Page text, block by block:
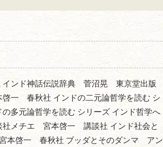
ンド神話伝説辞典 菅沼晃 東京堂出版
一 春秋社 インドの二元論哲学を読む シ
多元論哲学を読む シリーズ インド哲学へ
メチエ 宮本啓一 講談社 インド社会と
本啓一 春秋社 ブッダとそのダンマ アン